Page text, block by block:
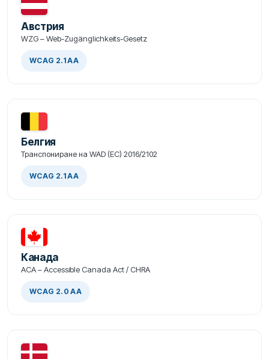
Австрия
WZG – Web-Zugänglichkeits-Gesetz
WCAG 2.1 AA
Белгия
Транспониране на WAD (ЕС) 2016/2102
WCAG 2.1 AA
Канада
ACA – Accessible Canada Act / CHRA
WCAG 2.0 AA